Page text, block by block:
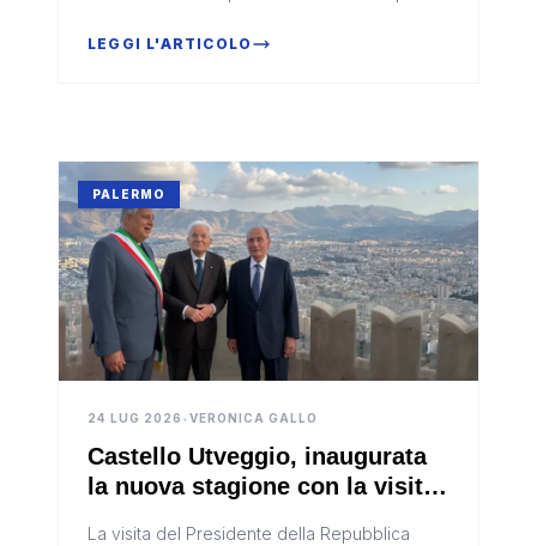
sanitarie e di sicurezz...
LEGGI L'ARTICOLO
PALERMO
24 LUG 2026 •VERONICA GALLO
Castello Utveggio, inaugurata
la nuova stagione con la visita
La visita del Presidente della Repubblica